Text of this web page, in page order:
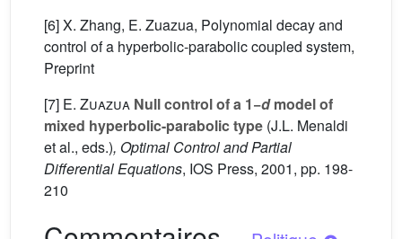
[6] X. Zhang, E. Zuazua, Polynomial decay and
control of a hyperbolic-parabolic coupled system,
Preprint
[7] E. Zuazua Null control of a 1−dmodel of
mixed hyperbolic-parabolic type (J.L. Menaldi
et al., eds.), Optimal Control and Partial
Differential Equations, IOS Press, 2001, pp. 198-
210